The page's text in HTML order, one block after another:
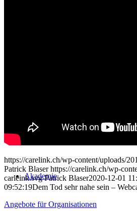
Akademie
https://carelink.ch/wp-content/uploads/
Patrick Blaser https://carelink.ch/wp-
carleink.svg Patrick Blaser2020-12-01
09:52:19Dem Tod sehr nahe sein –
Angebote für Organisationen